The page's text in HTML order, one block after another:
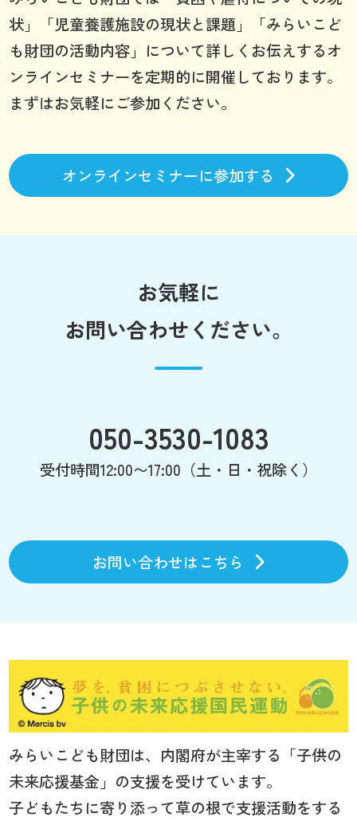
状」「児童養護施設の現状と課題」「みらいこど
も財団の活動内容」について詳しくお伝えするオ
ンラインセミナーを定期的に開催しております。
まずはお気軽にご参加ください。
オンラインセミナーに参加する
お気軽に
お問い合わせください。
050-3530-1083
受付時間12:00〜17:00（土・日・祝除く）
お問い合わせはこちら
みらいこども財団は、内閣府が主宰する「子供の
未来応援基金」の支援を受けています。
子どもたちに寄り添って草の根で支援活動をする